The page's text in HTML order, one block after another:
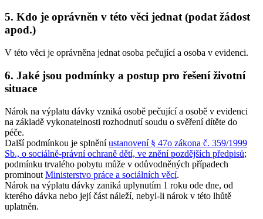
5. Kdo je oprávněn v této věci jednat (podat žádost
apod.)
V této věci je oprávněna jednat osoba pečující a osoba v evidenci.
6. Jaké jsou podmínky a postup pro řešení životní
situace
Nárok na výplatu dávky vzniká osobě pečující a osobě v evidenci
na základě vykonatelnosti rozhodnutí soudu o svěření dítěte do
péče.
Další podmínkou je splněníustanovení § 47o zákona č. 359/1999
Sb., o sociálně-právní ochraně dětí, ve znění pozdějších předpisů;
podmínku trvalého pobytu může v odůvodněných případech
prominout Ministerstvo práce a sociálních věcí.
Nárok na výplatu dávky zaniká uplynutím 1 roku ode dne, od
kterého dávka nebo její část náleží, nebyl-li nárok v této lhůtě
uplatněn.